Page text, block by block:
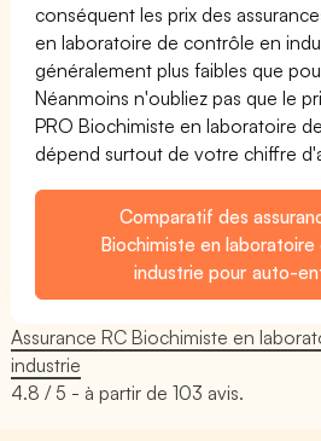
conséquent les prix des
en laboratoire de contrôle en
généralement plus faibles que
Néanmoins n'oubliez pas que le
PRO Biochimiste en laboratoire
dépend surtout de votre chiffre
Comparatif des
Biochimiste en
industrie pour auto-
Assurance RC Biochimiste en
industrie
4.8 / 5 - à partir de103 avis.